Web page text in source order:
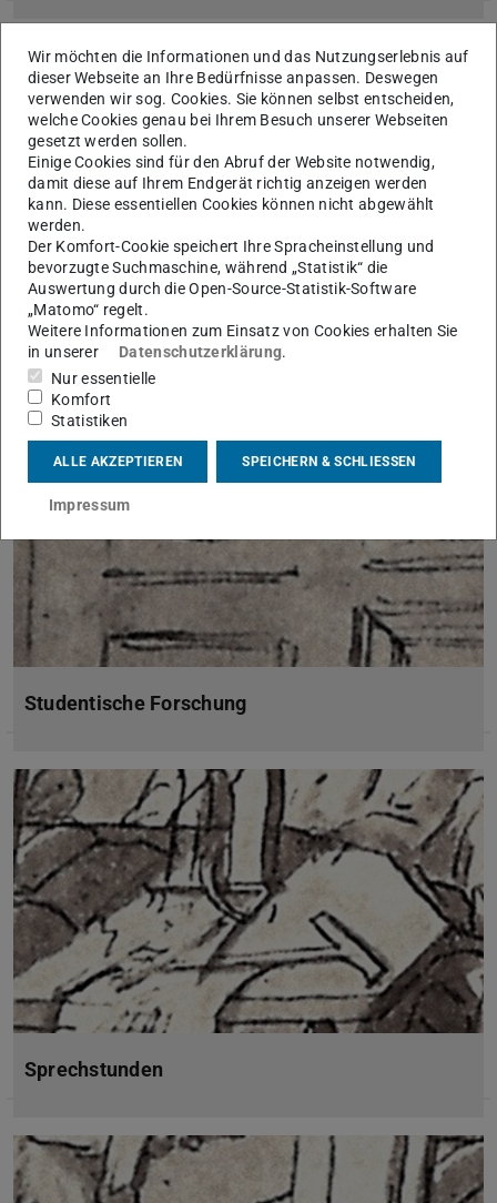
Lehre Archiv
Studentische Forschung
Sprechstunden
Wir möchten die Informationen und das Nutzungserlebnis auf
dieser Webseite an Ihre Bedürfnisse anpassen. Deswegen
verwenden wir sog. Cookies. Sie können selbst entscheiden,
welche Cookies genau bei Ihrem Besuch unserer Webseiten
gesetzt werden sollen.
Einige Cookies sind für den Abruf der Website notwendig,
damit diese auf Ihrem Endgerät richtig anzeigen werden
kann. Diese essentiellen Cookies können nicht abgewählt
werden.
Der Komfort-Cookie speichert Ihre Spracheinstellung und
bevorzugte Suchmaschine, während „Statistik“ die
Auswertung durch die Open-Source-Statistik-Software
„Matomo“ regelt.
Weitere Informationen zum Einsatz von Cookies erhalten Sie
in unserer
Datenschutzerklärung.
Nur essentielle
Komfort
Statistiken
ALLE AKZEPTIEREN SPEICHERN & SCHLIESSEN
Impressum